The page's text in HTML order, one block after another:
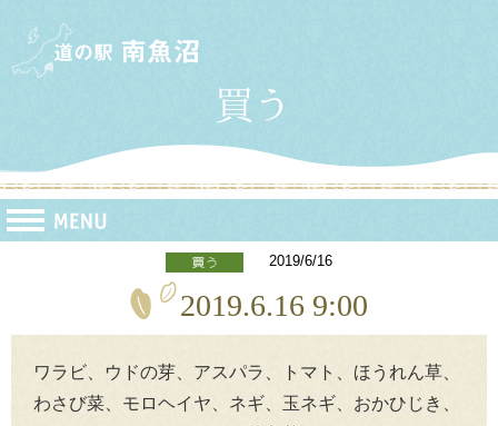
2019/6/16
2019.6.16 9:00
ワラビ、ウドの芽、アスパラ、トマト、ほうれん草、
わさび菜、モロヘイヤ、ネギ、玉ネギ、おかひじき、